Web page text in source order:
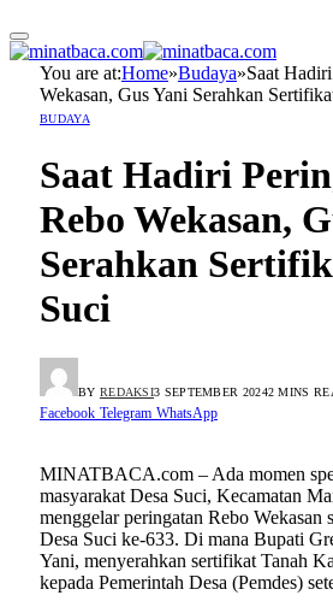
You are at:Home»Budaya»Saat
Wekasan, Gus Yani Serahkan
BUDAYA
Saat Hadiri
Rebo Wekasan,
Serahkan
Suci
BY REDAKSI3 SEPTEMBER 20242 MINS
Facebook Telegram WhatsApp
MINATBACA.com – Ada momen
masyarakat Desa Suci, Kecamatan
menggelar peringatan Rebo Wekasan
Desa Suci ke-633. Di mana Bupati
Yani, menyerahkan sertifikat Tanah
kepada Pemerintah Desa (Pemdes)